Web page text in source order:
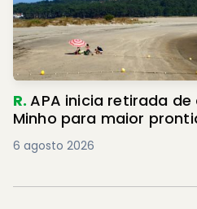
R.APA inicia retirada de
Minho para maior
6 agosto 2026